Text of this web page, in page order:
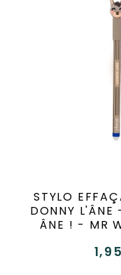
STYLO
DONNY
ÂNE ! - MR